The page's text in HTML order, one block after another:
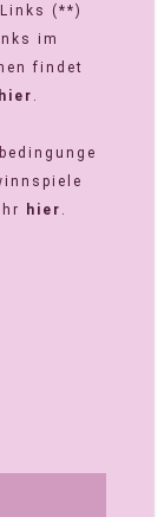
(**)
im
findet
hier .
hier .